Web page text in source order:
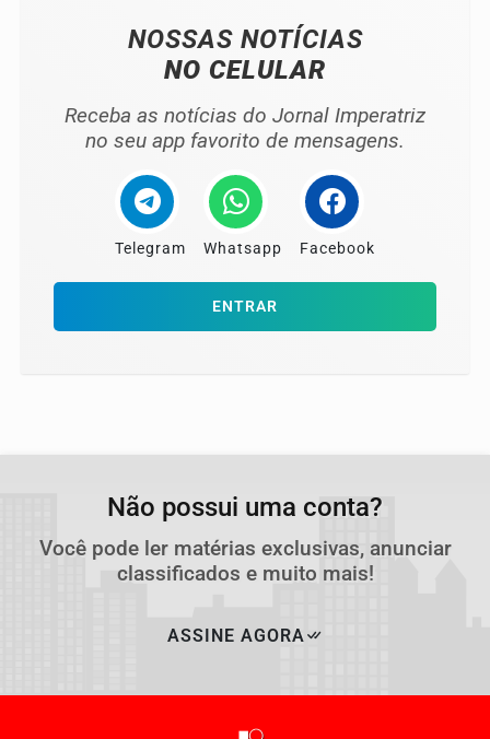
NOSSAS NOTÍCIAS
NO CELULAR
Receba as notícias do Jornal Imperatriz
no seu app favorito de mensagens.
Telegram Whatsapp Facebook
ENTRAR
Não possui uma conta?
Você pode ler matérias exclusivas, anunciar
classificados e muito mais!
ASSINE AGORA